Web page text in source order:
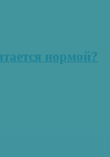
нормой?